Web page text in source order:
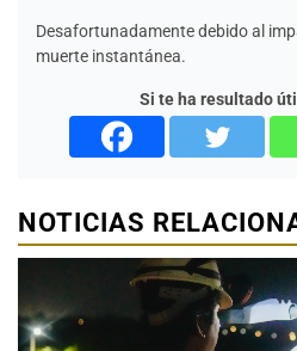
Desafortunadamente debido al
muerte instantánea.
Si te ha resultado
NOTICIAS